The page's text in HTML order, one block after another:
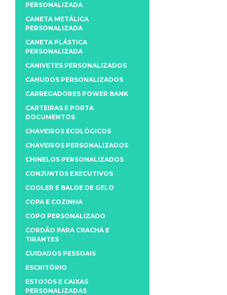
PERSONALIZADA
CANETA METÁLICA
PERSONALIZADA
CANETA PLÁSTICA
PERSONALIZADA
CANIVETES PERSONALIZADOS
CANUDOS PERSONALIZADOS
CARREGADORES POWER BANK
CARTEIRAS E PORTA
DOCUMENTOS
CHAVEIROS ECOLÓGICOS
CHAVEIROS PERSONALIZADOS
CHINELOS PERSONALIZADOS
CONJUNTOS EXECUTIVOS
COOLER E BALDE DE GELO
COPA E COZINHA
COPO PERSONALIZADO
CORDÃO PARA CRACHÁ E
TIRANTES
CUIDADOS PESSOAIS
ESCRITÓRIO
ESTOJOS E CAIXAS
PERSONALIZADAS